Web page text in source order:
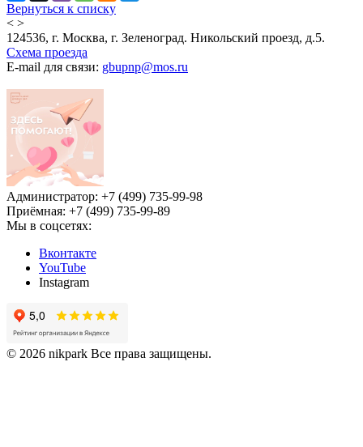
Вернуться к списку
< >
124536, г. Москва, г. Зеленоград. Никольский проезд, д.5.
Схема проезда
E-mail для связи: gbupnp@mos.ru
Администратор: +7 (499) 735-99-98
Приёмная: +7 (499) 735-99-89
Мы в соцсетях:
Вконтакте
YouTube
Instagram
© 2026 nikpark Все права защищены.